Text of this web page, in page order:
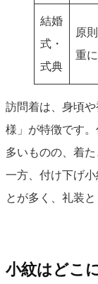
結婚
式・
式典
原
重
訪問着は、身頃
様」が特徴です
多いものの、着
一方、付け下げ
とが多く、礼装
小紋はどこ